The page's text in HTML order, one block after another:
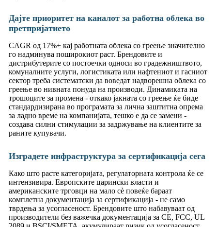
Дајте приоритет на каналот за работна облека во
претпријатието
CAGR од 17%+ кај работната облека со греење значително
го надминува поширокиот раст. Брендовите и
дистрибутерите со постоечки односи во градежништвото,
комуналните услуги, логистиката или нафтениот и гасниот
сектор треба систематски да воведат надворешна облека со
греење во нивната понуда на производи. Динамиката на
трошоците за промена - откако јакната со греење ќе биде
стандардизирана во програмата за лична заштитна опрема
за ладно време на компанијата, тешко е да се замени -
создава силни стимулации за задржување на клиентите за
раните купувачи.
Изградете инфраструктура за сертификација сега
Како што расте категоријата, регулаторната контрола ќе се
интензивира. Европските царински власти и
американските трговци на мало сè повеќе бараат
комплетна документација за сертификација - не само
тврдења за усогласеност. Брендовите што набавуваат од
производители без важечка документација за CE, FCC, UL